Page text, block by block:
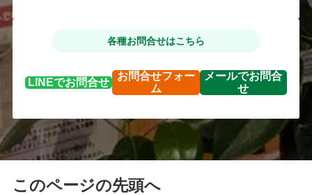
各種お問合せはこちら
LINEでお問合せ
お問合せフォー
ム
メールでお問合
せ
このページの先頭へ